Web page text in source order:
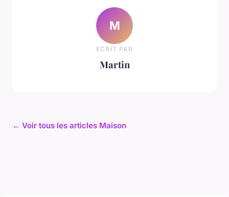
M
ECRIT PAR
Martin
← Voir tous les articles Maison